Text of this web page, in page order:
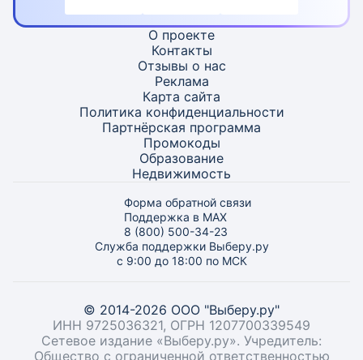
О проекте
Контакты
Отзывы о нас
Реклама
Карта сайта
Политика конфиденциальности
Партнёрская программа
Промокоды
Образование
Недвижимость
Форма обратной связи
Поддержка в MAX
8 (800) 500-34-23
Служба поддержки Выберу.ру
с 9:00 до 18:00 по МСК
© 2014-2026 ООО "Выберу.ру"
ИНН 9725036321, ОГРН 1207700339549
Сетевое издание «Выберу.ру». Учредитель:
Общество с ограниченной ответственностью